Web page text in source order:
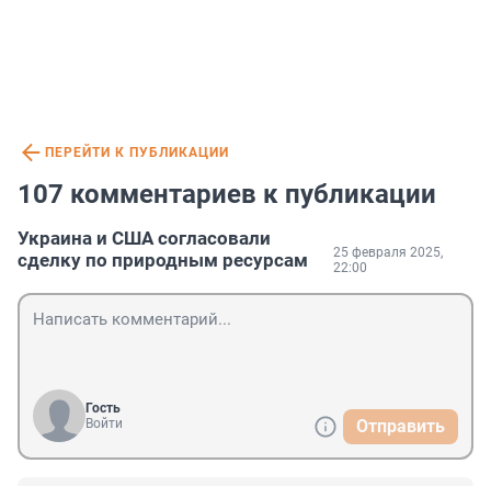
ПЕРЕЙТИ К ПУБЛИКАЦИИ
107 комментариев к публикации
Украина и США согласовали
сделку по природным ресурсам
25 февраля 2025,
22:00
Гость
Войти
Отправить